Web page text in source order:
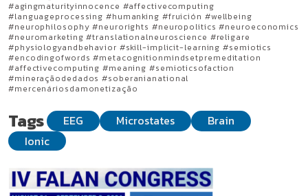
#agingmaturityinnocence #affectivecomputing
#languageprocessing #humanking #fruición #wellbeing
#neurophilosophy #neurorights #neuropolitics #neuroeconomics
#neuromarketing #translationalneuroscience #religare
#physiologyandbehavior #skill-implicit-learning #semiotics
#encodingofwords #metacognitionmindsetpremeditation
#affectivecomputing #meaning #semioticsofaction
#mineraçãodedados #soberanianational
#mercenáriosdamonetização
Tags EEG Microstates
Brain
Ionic